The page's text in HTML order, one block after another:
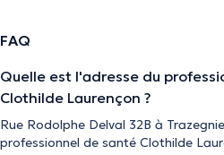
FAQ
Quelle est l'adresse du
Clothilde Laurençon ?
Rue Rodolphe Delval 32B à
professionnel de santé Clothilde